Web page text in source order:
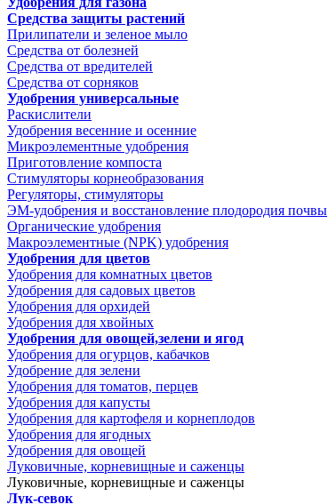
Средства защиты растений
Прилипатели и зеленое мыло
Средства от болезней
Средства от вредителей
Средства от сорняков
Удобрения универсальные
Раскислители
Удобрения весенние и осенние
Микроэлементные удобрения
Приготовление компоста
Стимуляторы корнеобразования
Регуляторы, стимуляторы
ЭМ-удобрения и восстановление плодородия почвы
Органические удобрения
Макроэлементные (NPK) удобрения
Удобрения для цветов
Удобрения для комнатных цветов
Удобрения для садовых цветов
Удобрения для орхидей
Удобрения для хвойных
Удобрения для овощей,зелени и ягод
Удобрения для огурцов, кабачков
Удобрение для зелени
Удобрения для томатов, перцев
Удобрения для капусты
Удобрения для картофеля и корнеплодов
Удобрения для ягодных
Удобрения для овощей
Луковичные, корневищные и саженцы
Луковичные, корневищные и саженцы
Лук-севок